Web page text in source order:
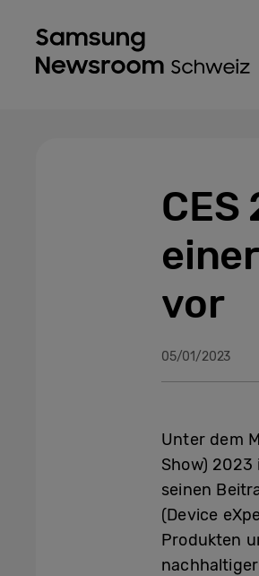
vor
05/01/2023
Unter dem
Show)
seinen
(Device
Produkten